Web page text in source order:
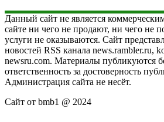
Данный сайт не является
сайте ни чего не продают, ни чего не
услуги не оказываются. Сайт
новостей RSS канала news.rambler.ru,
newsru.com. Материалы публикуются
ответственность за достоверность
Администрация сайта не несёт.
Сайт от bmb1 @ 2024